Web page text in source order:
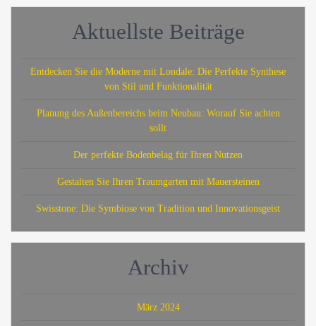
Aktuellste Beiträge
Entdecken Sie die Moderne mit Londale: Die Perfekte Synthese
von Stil und Funktionalität
Planung des Außenbereichs beim Neubau: Worauf Sie achten
sollt
Der perfekte Bodenbelag für Ihren Nutzen
Gestalten Sie Ihren Traumgarten mit Mauersteinen
Swisstone: Die Symbiose von Tradition und Innovationsgeist
Archiv
März 2024